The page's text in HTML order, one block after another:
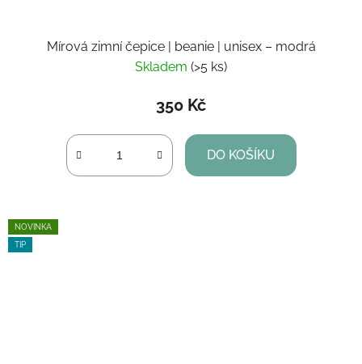
Mírová zimní čepice | beanie | unisex – modrá
Skladem (>5 ks)
350 Kč
DO KOŠÍKU
NOVINKA
TIP